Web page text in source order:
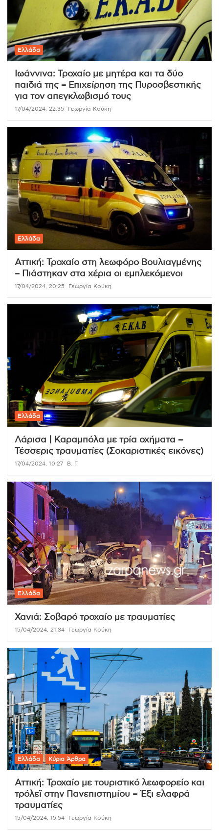
Ελλάδα
Ιωάννινα: Τροχαίο με μητέρα και τα δύο
παιδιά της – Επιχείρηση της Πυροσβεστικής
για τον απεγκλωβισμό τους
17/04/2024, 22:35 Γεωργία Κούκη
Ελλάδα
Αττική: Τροχαίο στη λεωφόρο Βουλιαγμένης
– Πιάστηκαν στα χέρια οι εμπλεκόμενοι
17/04/2024, 20:25 Γεωργία Κούκη
Ελλάδα
Λάρισα | Καραμπόλα με τρία οχήματα –
Τέσσερις τραυματίες (Σοκαριστικές εικόνες)
17/04/2024, 10:27 Β. Γ.
Ελλάδα
Χανιά: Σοβαρό τροχαίο με τραυματίες
15/04/2024, 21:34 Γεωργία Κούκη
Ελλάδα Κύρια Άρθρα
Αττική: Τροχαίο με τουριστικό λεωφορείο και
τρόλεϊ στην Πανεπιστημίου – Έξι ελαφρά
τραυματίες
15/04/2024, 15:54 Γεωργία Κούκη